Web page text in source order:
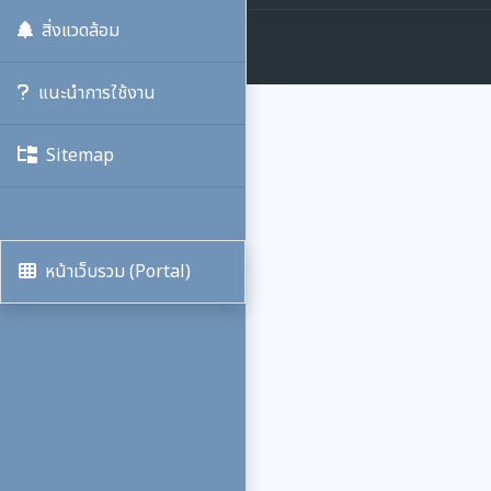
สิ่งแวดล้อม
แนะนำการใช้งาน
Sitemap
หน้าเว็บรวม (Portal)